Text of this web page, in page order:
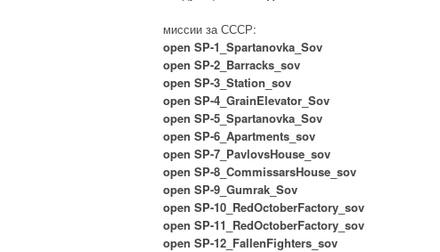
миссии за СССР:
open SP-1_Spartanovka_Sov
open SP-2_Barracks_sov
open SP-3_Station_sov
open SP-4_GrainElevator_Sov
open SP-5_Spartanovka_Sov
open SP-6_Apartments_sov
open SP-7_PavlovsHouse_sov
open SP-8_CommissarsHouse_sov
open SP-9_Gumrak_Sov
open SP-10_RedOctoberFactory_sov
open SP-11_RedOctoberFactory_sov
open SP-12_FallenFighters_sov